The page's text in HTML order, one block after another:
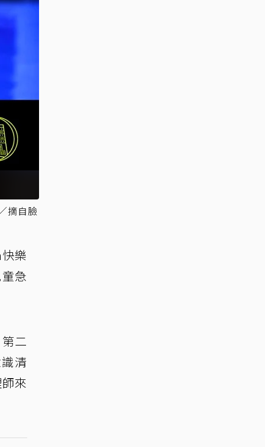
摘自臉
樂
急
二
清
來